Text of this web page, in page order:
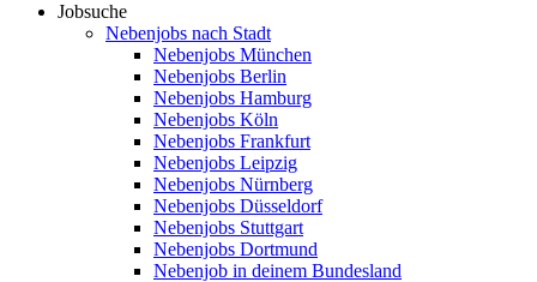
Jobsuche
Nebenjobs nach Stadt
Nebenjobs München
Nebenjobs Berlin
Nebenjobs Hamburg
Nebenjobs Köln
Nebenjobs Frankfurt
Nebenjobs Leipzig
Nebenjobs Nürnberg
Nebenjobs Düsseldorf
Nebenjobs Stuttgart
Nebenjobs Dortmund
Nebenjob in deinem Bundesland